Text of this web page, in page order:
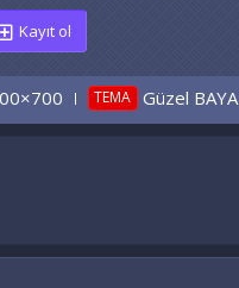
Kayıt ol
BAYAN teması TEMA